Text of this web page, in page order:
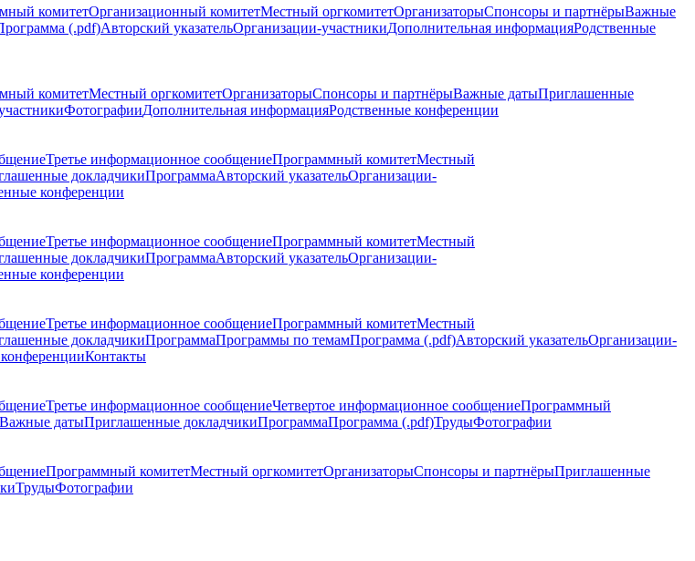
комитетОрганизационный комитетМестный оргкомитетОрганизаторыСпонсоры и партнёрыВажные
(.pdf)Авторский указательОрганизации-участникиДополнительная информацияРодственные
комитетМестный оргкомитетОрганизаторыСпонсоры и партнёрыВажные датыПриглашенные
ФотографииДополнительная информацияРодственные конференции
Третье информационное сообщениеПрограммный комитетМестный
докладчикиПрограммаАвторский указательОрганизации-
конференции
Третье информационное сообщениеПрограммный комитетМестный
докладчикиПрограммаАвторский указательОрганизации-
конференции
Третье информационное сообщениеПрограммный комитетМестный
докладчикиПрограммаПрограммы по темамПрограмма (.pdf)Авторский указательОрганизации-
Контакты
Третье информационное сообщениеЧетвертое информационное сообщениеПрограммный
Важные датыПриглашенные докладчикиПрограммаПрограмма (.pdf)ТрудыФотографии
Программный комитетМестный оргкомитетОрганизаторыСпонсоры и партнёрыПриглашенные
ТрудыФотографии